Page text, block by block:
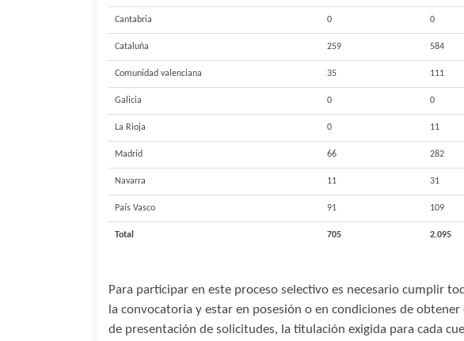
Cantabria 0 0
Cataluña 259 584
Comunidad valenciana 35 111
Galicia 0 0
La Rioja 0 11
Madrid 66 282
Navarra 11 31
País Vasco 91 109
Total 705 2.095
Para participar en este proceso selectivo es necesario cumplir
la convocatoria y estar en posesión o en condiciones de
de presentación de solicitudes, la titulación exigida para cada